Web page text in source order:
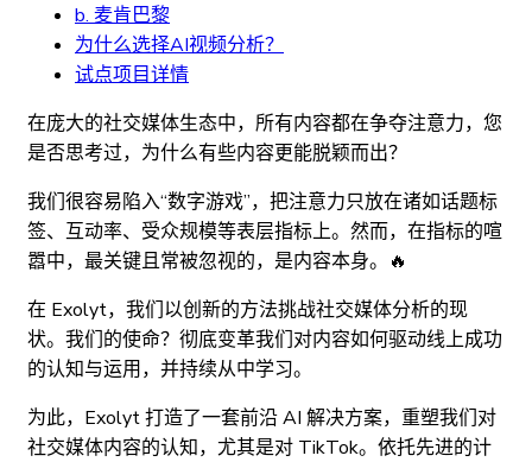
b. 麦肯巴黎
为什么选择AI视频分析？
试点项目详情
在庞大的社交媒体生态中，所有内容都在争夺注意力，您
是否思考过，为什么有些内容更能脱颖而出？
我们很容易陷入“数字游戏”，把注意力只放在诸如话题标
签、互动率、受众规模等表层指标上。然而，在指标的喧
嚣中，最关键且常被忽视的，是内容本身。🔥
在 Exolyt，我们以创新的方法挑战社交媒体分析的现
状。我们的使命？彻底变革我们对内容如何驱动线上成功
的认知与运用，并持续从中学习。
为此，Exolyt 打造了一套前沿 AI 解决方案，重塑我们对
社交媒体内容的认知，尤其是对 TikTok。依托先进的计